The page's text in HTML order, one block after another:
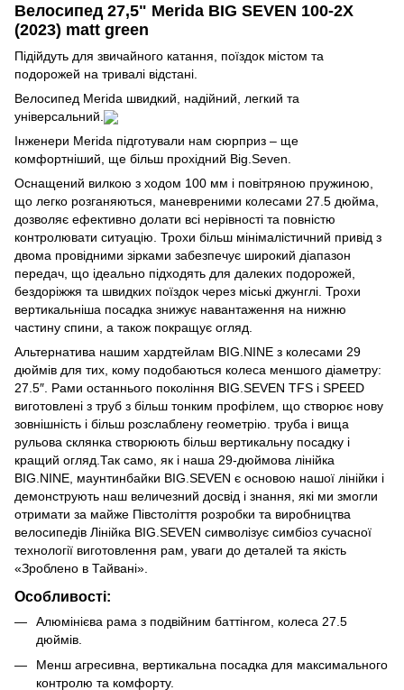
Велосипед 27,5" Merida BIG SEVEN 100-2X
(2023) matt green
Підійдуть для звичайного катання, поїздок містом та
подорожей на тривалі відстані.
Велосипед Merida швидкий, надійний, легкий та
універсальний.
Інженери Merida підготували нам сюрприз – ще
комфортніший, ще більш прохідний Big.Seven.
Оснащений вилкою з ходом 100 мм і повітряною пружиною,
що легко розганяються, маневреними колесами 27.5 дюйма,
дозволяє ефективно долати всі нерівності та повністю
контролювати ситуацію. Трохи більш мінімалістичний привід з
двома провідними зірками забезпечує широкий діапазон
передач, що ідеально підходять для далеких подорожей,
бездоріжжя та швидких поїздок через міські джунглі. Трохи
вертикальніша посадка знижує навантаження на нижню
частину спини, а також покращує огляд.
Альтернатива нашим хардтейлам BIG.NINE з колесами 29
дюймів для тих, кому подобаються колеса меншого діаметру:
27.5″. Рами останнього покоління BIG.SEVEN TFS і SPEED
виготовлені з труб з більш тонким профілем, що створює нову
зовнішність і більш розслаблену геометрію. труба і вища
рульова склянка створюють більш вертикальну посадку і
кращий огляд.Так само, як і наша 29-дюймова лінійка
BIG.NINE, маунтинбайки BIG.SEVEN є основою нашої лінійки і
демонструють наш величезний досвід і знання, які ми змогли
отримати за майже Півстоліття розробки та виробництва
велосипедів Лінійка BIG.SEVEN символізує симбіоз сучасної
технології виготовлення рам, уваги до деталей та якість
«Зроблено в Тайвані».
Особливості:
Алюмінієва рама з подвійним баттінгом, колеса 27.5
дюймів.
Менш агресивна, вертикальна посадка для максимального
контролю та комфорту.